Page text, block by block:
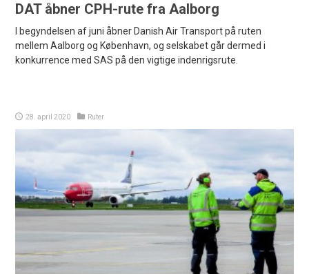
DAT åbner CPH-rute fra Aalborg
I begyndelsen af juni åbner Danish Air Transport på ruten
mellem Aalborg og København, og selskabet går dermed i
konkurrence med SAS på den vigtige indenrigsrute.
28. april 2020 Ruter